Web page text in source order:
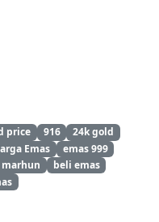
price 916
24k gold
Emas
emas 999
marhun
beli emas